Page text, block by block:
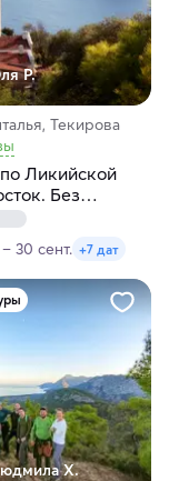
Р.
Текирова
Ликийской
Без
с отелями
30 сент. +7 дат
Х.